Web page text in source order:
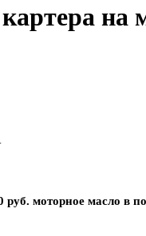
руб. моторное масло в